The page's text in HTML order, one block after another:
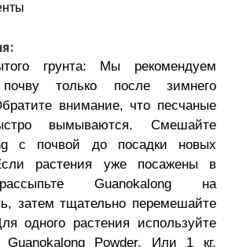
грунта: Мы рекомендуем
почву только после зимнего
внимание, что песчаные
вымываются. Смешайте
с почвой до посадки новых
растения уже посажены в
Guanokalong на
затем тщательно перемешайте
одного растения используйте
Powder. Или 1 кг.